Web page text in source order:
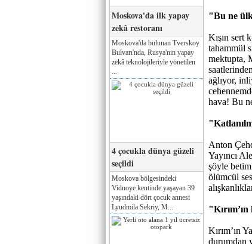
Moskova'da ilk yapay
zekâ restoranı
Moskova'da bulunan Tverskoy
Bulvarı'nda, Rusya'nın yapay
zekâ teknolojileriyle yönetilen
4 çocukla dünya güzeli
seçildi
Moskova bölgesindeki
Vidnoye kentinde yaşayan 39
yaşındaki dört çocuk annesi
Lyudmila Sekriy, M...
"Bu ne
Kışın sert
tahammül
mektupta,
ağlıyor,
hava! Bu
Anton
Yayıncı
şöyle
ölümcül
Kırım’ın
durumdan